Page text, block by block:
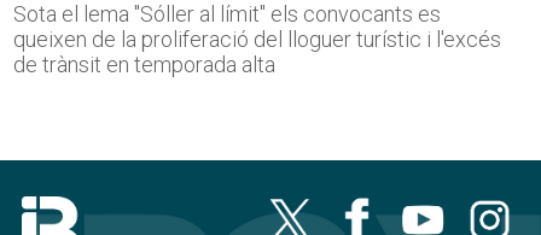
Sota el lema "Sóller al límit" els convocants es
queixen de la proliferació del lloguer turístic i l'excés
de trànsit en temporada alta